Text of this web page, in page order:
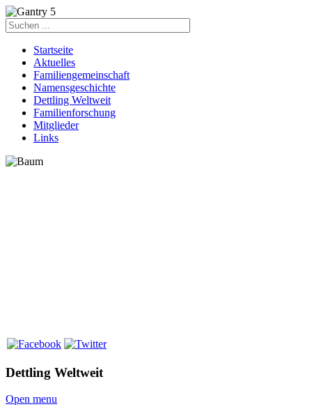
Startseite
Aktuelles
Familiengemeinschaft
Namensgeschichte
Dettling Weltweit
Familienforschung
Mitglieder
Links
Dettling Weltweit
Open menu